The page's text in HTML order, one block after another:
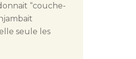
“couche-
seule les